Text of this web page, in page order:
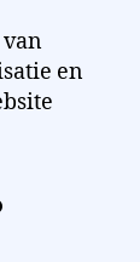
en